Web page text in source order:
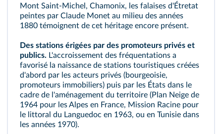
Mont Saint-Michel, Chamonix, les falaises d'Étretat
peintes par Claude Monet au milieu des années
1880 témoignent de cet héritage encore présent.
Des stations érigées par des promoteurs privés et
publics. L'accroissement des fréquentations a
favorisé la naissance de stations touristiques créées
d'abord par les acteurs privés (bourgeoisie,
promoteurs immobiliers) puis par les États dans le
cadre de l'aménagement du territoire (Plan Neige de
1964 pour les Alpes en France, Mission Racine pour
le littoral du Languedoc en 1963, ou en Tunisie dans
les années 1970).